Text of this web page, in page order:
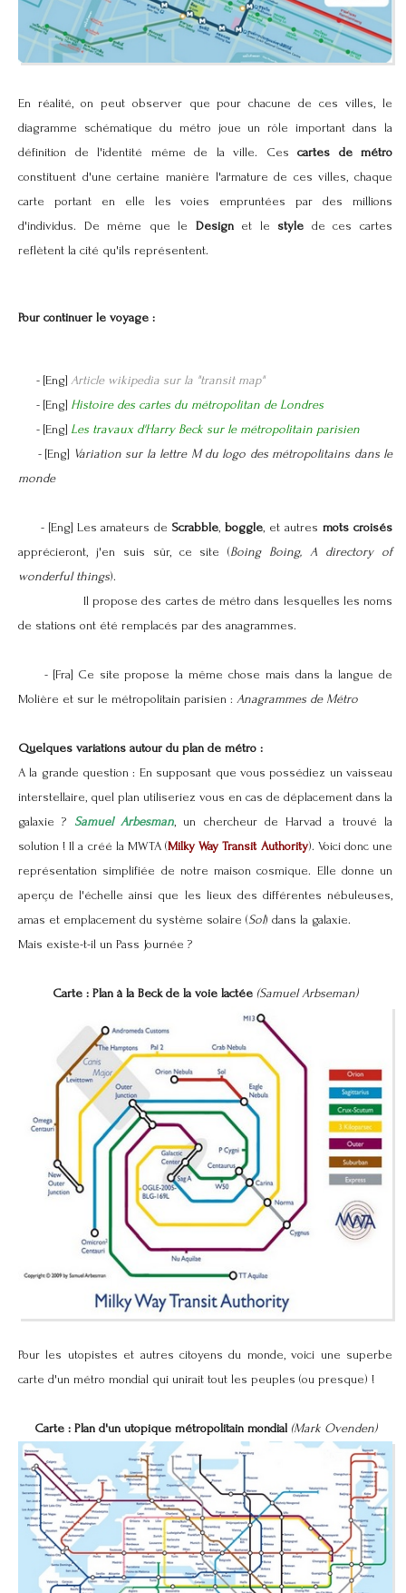
En réalité, on peut observer que pour chacune de ces villes, le
diagramme schématique du métro joue un rôle important dans la
définition de l'identité même de la ville. Ces cartes de métro
constituent d'une certaine manière l'armature de ces villes, chaque
carte portant en elle les voies empruntées par des millions
d'individus. De même que le Design et le style de ces cartes
reflètent la cité qu'ils représentent.
Pour continuer le voyage :
- [Eng] Article wikipedia sur la "transit map"
- [Eng] Histoire des cartes du métropolitan de Londres
- [Eng] Les travaux d'Harry Beck sur le métropolitain parisien
- [Eng] Variation sur la lettre M du logo des métropolitains dans le
monde
- [Eng] Les amateurs deScrabble,boggle, et autresmots croisés
apprécieront, j'en suis sûr, ce site (Boing Boing, A directory of
wonderful things).
Il propose des cartes de métro dans lesquelles les noms
de stations ont été remplacés par des anagrammes.
- [Fra] Ce site propose la même chose mais dans la langue de
Molière et sur le métropolitain parisien : Anagrammes de Métro
Quelques variations autour du plan de métro :
A la grande question : En supposant que vous possédiez un vaisseau
interstellaire, quel plan utiliseriez vous en cas de déplacement dans la
galaxie ? Samuel Arbesman, un chercheur de Harvad a trouvé la
solution ! Il a créé la MWTA (Milky Way Transit Authority). Voici donc une
représentation simplifiée de notre maison cosmique. Elle donne un
aperçu de l'échelle ainsi que les lieux des différentes nébuleuses,
amas et emplacement du système solaire (Sol) dans la galaxie.
Mais existe-t-il un Pass Journée ?
Carte : Plan à la Beck de la voie lactée (Samuel Arbseman)
Pour les utopistes et autres citoyens du monde, voici une superbe
carte d'un métro mondial qui unirait tout les peuples (ou presque) !
Carte : Plan d'un utopique métropolitain mondial (Mark Ovenden)